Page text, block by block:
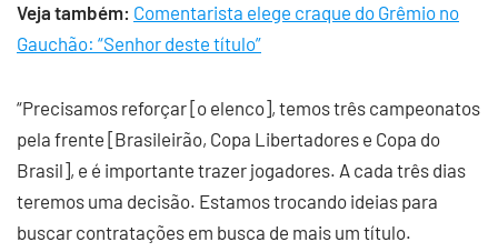
Veja também: Comentarista elege craque do Grêmio no
Gauchão: “Senhor deste título”
“Precisamos reforçar [o elenco], temos três campeonatos
pela frente [Brasileirão, Copa Libertadores e Copa do
Brasil], e é importante trazer jogadores. A cada três dias
teremos uma decisão. Estamos trocando ideias para
buscar contratações em busca de mais um título.